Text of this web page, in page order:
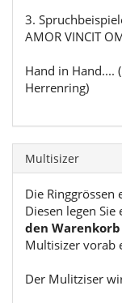
3.
AMOR VINCIT
Hand in Hand....
Herrenring)
Multisizer
Die Ringgrössen
Diesen legen Sie
den Warenkorb
Multisizer vorab
Der Mulitziser